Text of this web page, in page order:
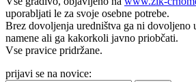
uporabljati le za svoje osebne potrebe.
Brez dovoljenja uredništva ga ni dovoljeno
namene ali ga kakorkoli javno priobčati.
Vse pravice pridržane.
prijavi se na novice: